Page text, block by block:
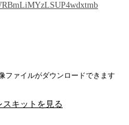
ファイルがダウンロードできます
スキットを見る